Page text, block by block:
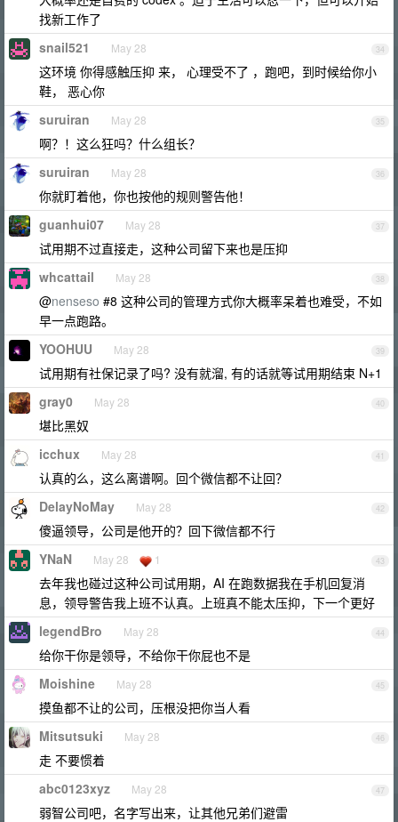
找新工作了
34
snail521 May 28
这环境 你得感触压抑 来， 心理受不了 ，跑吧，到时候给你小
鞋， 恶心你
35
suruiran May 28
啊？！这么狂吗？什么组长？
36
suruiran May 28
你就盯着他，你也按他的规则警告他！
37
guanhui07 May 28
试用期不过直接走，这种公司留下来也是压抑
38
whcattail May 28
@nenseso #8 这种公司的管理方式你大概率呆着也难受，不如
早一点跑路。
39
YOOHUU May 28
试用期有社保记录了吗? 没有就溜, 有的话就等试用期结束 N+1
40
gray0 May 28
堪比黑奴
41
icchux May 28
认真的么，这么离谱啊。回个微信都不让回？
42
DelayNoMay May 28
傻逼领导，公司是他开的？回下微信都不行
43
YNaN May 28 1
去年我也碰过这种公司试用期，AI 在跑数据我在手机回复消
息，领导警告我上班不认真。上班真不能太压抑，下一个更好
44
legendBro May 28
给你干你是领导，不给你干你屁也不是
45
Moishine May 28
摸鱼都不让的公司，压根没把你当人看
46
Mitsutsuki May 28
走 不要惯着
47
abc0123xyz May 28
弱智公司吧，名字写出来，让其他兄弟们避雷